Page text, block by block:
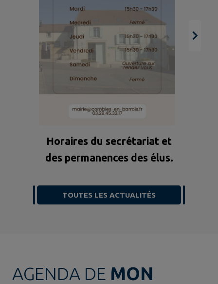
Horaires du secrétariat et
des permanences des élus.
TOUTES LES ACTUALITÉS
AGENDA DE MON